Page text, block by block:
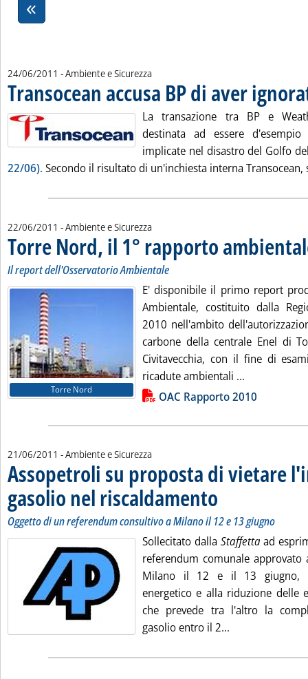
24/06/2011 - Ambiente e Sicurezza
Transocean accusa BP di aver
La transazione tra BP e
destinata ad essere
implicate nel disastro del Golfo
22/06). Secondo il risultato di un'inchiesta interna Transocean,
22/06/2011 - Ambiente e Sicurezza
Torre Nord, il 1° rapporto
Il report dell'Osservatorio Ambientale
Torre Nord
E' disponibile il primo report
Ambientale, costituito dalla
2010 nell'ambito
carbone della centrale Enel di
Civitavecchia, con il fine di
ricadute ambientali ...
Lista allegati PDF alla notiziaOAC Rapporto 2010
21/06/2011 - Ambiente e Sicurezza
Assopetroli su proposta di vietare
gasolio nel riscaldamento
Oggetto di un referendum consultivo a Milano il 12 e 13 giugno
Sollecitato dalla Staffettaad
referendum comunale approvato
Milano il 12 e il 13 giugno,
energetico e alla riduzione delle
che prevede tra l'altro la
gasolio entro il 2...